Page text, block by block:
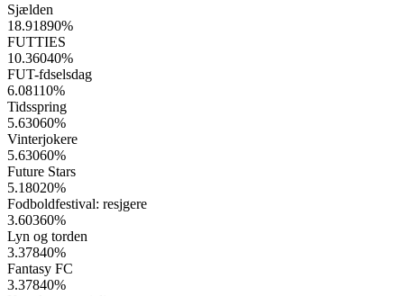
Sjælden
18.91890%
FUTTIES
10.36040%
FUT-fdselsdag
6.08110%
Tidsspring
5.63060%
Vinterjokere
5.63060%
Future Stars
5.18020%
Fodboldfestival: resjgere
3.60360%
Lyn og torden
3.37840%
Fantasy FC
3.37840%